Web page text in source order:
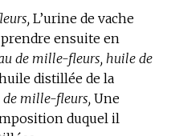
L’urine de vache
ensuite en
de mille-fleurs, huile de
distillée de la
de mille-fleurs, Une
duquel il